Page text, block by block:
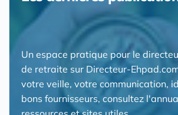
Un espace pratique pour le
de retraite sur Directeur-
votre veille, votre communication,
bons fournisseurs, consultez